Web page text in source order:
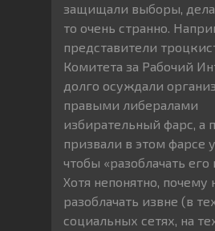
защищали выборы,
то очень странно.
представители
Комитета за Рабочий
долго осуждали
правыми либералами
избирательный фарс, а
призвали в этом фарсе
чтобы «разоблачать его
Хотя непонятно, почему
разоблачать извне (в
социальных сетях, на